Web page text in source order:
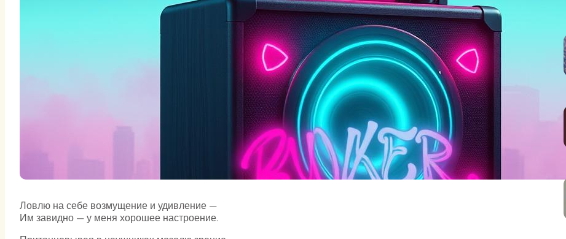
Ловлю на себе возмущение и удивление —
Им завидно — у меня хорошее настроение.